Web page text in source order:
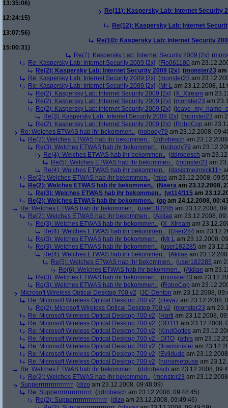
13:35:06)
Re(11): Kaspersky Lab: Internet Security
12:24:15)
Re(12): Kaspersky Lab: Internet
13:07:56)
Re(10): Kaspersky Lab: Internet Security
15:00:31)
Re(7): Kaspersky Lab: Internet Security 2009 [2x] (
Re: Kaspersky Lab: Internet Security 2009 [2x] (Flo061180 am
Re(2): Kaspersky Lab: Internet Security 2009 [2x] (monster23 am
Re: Kaspersky Lab: Internet Security 2009 [2x] (monster23 am
Re: Kaspersky Lab: Internet Security 2009 [2x] (Mr L am 23.12.2008,
Re(2): Kaspersky Lab: Internet Security 2009 [2x] (X_Xtream am
Re(2): Kaspersky Lab: Internet Security 2009 [2x] (monster23 am
Re(2): Kaspersky Lab: Internet Security 2009 [2x] (
Re(3): Kaspersky Lab: Internet Security 2009 [2x] (monster23 am
Re(2): Kaspersky Lab: Internet Security 2009 [2x] (RoboCop am
Re: Welches ETWAS hab ihr bekommen.. (nobody79 am 23.12.2008,
Re(2): Welches ETWAS hab ihr bekommen.. (ddrobesch am
Re(3): Welches ETWAS hab ihr bekommen.. (nobody79 am
Re(4): Welches ETWAS hab ihr bekommen.. (ddrobesch am
Re(5): Welches ETWAS hab ihr bekommen.. (monster23 am
Re(4): Welches ETWAS hab ihr bekommen.. (dasistmeinnick11+
Re(2): Welches ETWAS hab ihr bekommen.. (mko am 23.12.2008,
Re(2): Welches ETWAS hab ihr bekommen.. (Neera am 23.12.2008,
Re(3): Welches ETWAS hab ihr bekommen.. (w114/115 am
Re(2): Welches ETWAS hab ihr bekommen.. (gp am 24.12.2008,
Re: Welches ETWAS hab ihr bekommen.. (user182285 am 23.12.2008,
Re(2): Welches ETWAS hab ihr bekommen.. (Akilae am 23.12.2008,
Re(3): Welches ETWAS hab ihr bekommen.. (X_Xtream am
Re(4): Welches ETWAS hab ihr bekommen.. (User284 am
Re(3): Welches ETWAS hab ihr bekommen.. (Mr L am 23.12.2008,
Re(3): Welches ETWAS hab ihr bekommen.. (user182285 am
Re(4): Welches ETWAS hab ihr bekommen.. (Akilae am
Re(5): Welches ETWAS hab ihr bekommen.. (user182285 am
Re(6): Welches ETWAS hab ihr bekommen.. (Akilae am
Re(3): Welches ETWAS hab ihr bekommen.. (monster23 am
Re(3): Welches ETWAS hab ihr bekommen.. (RoboCop am
Microsoft Wireless Optical Desktop 700 v2 (JC-Denton am 23.12.2008,
Re: Microsoft Wireless Optical Desktop 700 v2 (playaz am 23.12.2008,
Re(2): Microsoft Wireless Optical Desktop 700 v2 (monster23 am
Re: Microsoft Wireless Optical Desktop 700 v2 (Harti am 23.12.2008,
Re: Microsoft Wireless Optical Desktop 700 v2 (DD111 am 23.12.2008,
Re: Microsoft Wireless Optical Desktop 700 v2 (KindGottes am
Re: Microsoft Wireless Optical Desktop 700 v2 - DITO (athis am
Re: Microsoft Wireless Optical Desktop 700 v2 (flowminister am
Re: Microsoft Wireless Optical Desktop 700 v2 (Evildude am
Re: Microsoft Wireless Optical Desktop 700 v2 (nonametouse am
Re: Welches ETWAS hab ihr bekommen.. (ddrobesch am 23.12.2008,
Re(2): Welches ETWAS hab ihr bekommen.. (monster23 am
Supperrrrrrrrrrrrrrrrr (dizo am 23.12.2008, 09:48:09)
Re: Supperrrrrrrrrrrrrrrrr (ddrobesch am 23.12.2008, 09:48:45)
Re(2): Supperrrrrrrrrrrrrrrrr (dizo am 23.12.2008, 09:49:46)